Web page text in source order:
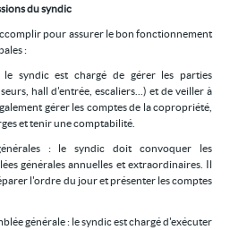
du syndic
pour assurer le bon fonctionnement
:
syndic est chargé de gérer les parties
hall d'entrée, escaliers...) et de veiller à
gérer les comptes de la copropriété,
et tenir une comptabilité.
: le syndic doit convoquer les
générales annuelles et extraordinaires. Il
l'ordre du jour et présenter les comptes
générale : le syndic est chargé d'exécuter